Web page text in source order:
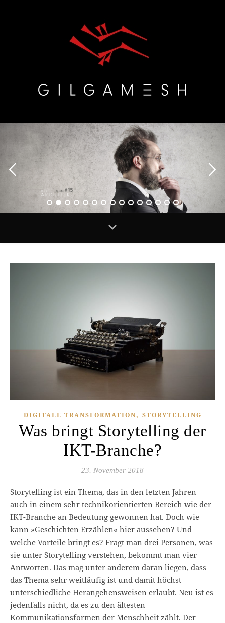
DIGITALE TRANSFORMATION, STORYTELLING
Was bringt Storytelling der
IKT-Branche?
23. November 2018
Storytelling ist ein Thema, das in den letzten Jahren
auch in einem sehr technikorientierten Bereich wie der
IKT-Branche an Bedeutung gewonnen hat. Doch wie
kann »Geschichten Erzählen« hier aussehen? Und
welche Vorteile bringt es? Fragt man drei Personen, was
sie unter Story­telling verstehen, bekommt man vier
Antworten. Das mag unter anderem daran liegen, dass
das Thema sehr weitläufig ist und damit höchst
unterschiedliche Herangehensweisen erlaubt. Neu ist es
jedenfalls nicht, da es zu den ältesten
Kommunikationsformen der Menschheit zählt. Der